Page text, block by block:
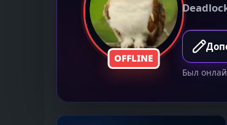
OFFLINE
Был